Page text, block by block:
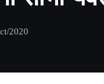
2020